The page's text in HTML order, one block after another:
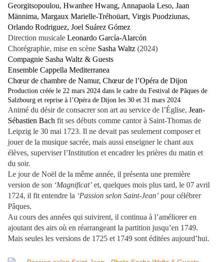
Georgitsopoulou, Hwanhee Hwang, Annapaola Leso, Jaan
Männima, Margaux Marielle-Tréhoüart, Virgis Puodziunas,
Orlando Rodriguez, Joel Suárez Gómez
Direction musicale Leonardo García-Alarcón
Chorégraphie, mise en scène Sasha Waltz (2024)
Compagnie Sasha Waltz & Guests
Ensemble Cappella Mediterranea
Chœur de chambre de Namur, Chœur de l’Opéra de Dijon
Production créée le 22 mars 2024 dans le cadre du Festival de Pâques de
Salzbourg et reprise à l’Opéra de Dijon les 30 et 31 mars 2024
Animé du désir de consacrer son art au service de l’Église, Jean-
Sébastien Bach fit ses débuts comme cantor à Saint-Thomas de
Leipzig le 30 mai 1723. Il ne devait pas seulement composer et
jouer de la musique sacrée, mais aussi enseigner le chant aux
élèves, superviser l’Institution et encadrer les prières du matin et
du soir.
Le jour de Noël de la même année, il présenta une première
version de son ‘Magnificat’ et, quelques mois plus tard, le 07 avril
1724, il fit entendre la ‘Passion selon Saint-Jean’ pour célébrer
Pâques.
Au cours des années qui suivirent, il continua à l’améliorer en
ajoutant des airs où en réarrangeant la partition jusqu’en 1749.
Mais seules les versions de 1725 et 1749 sont éditées aujourd’hui.